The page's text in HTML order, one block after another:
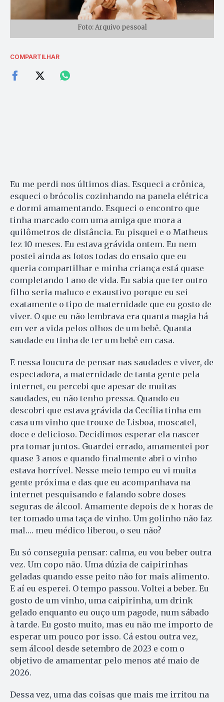
Foto: Arquivo pessoal
COMPARTILHAR
Eu me perdi nos últimos dias. Esqueci a crônica,
esqueci o brócolis cozinhando na panela elétrica
e dormi amamentando. Esqueci o encontro que
tinha marcado com uma amiga que mora a
quilômetros de distância. Eu pisquei e o Matheus
fez 10 meses. Eu estava grávida ontem. Eu nem
postei ainda as fotos todas do ensaio que eu
queria compartilhar e minha criança está quase
completando 1 ano de vida. Eu sabia que ter outro
filho seria maluco e exaustivo porque eu sei
exatamente o tipo de maternidade que eu gosto de
viver. O que eu não lembrava era quanta magia há
em ver a vida pelos olhos de um bebê. Quanta
saudade eu tinha de ter um bebê em casa.
E nessa loucura de pensar nas saudades e viver, de
espectadora, a maternidade de tanta gente pela
internet, eu percebi que apesar de muitas
saudades, eu não tenho pressa. Quando eu
descobri que estava grávida da Cecília tinha em
casa um vinho que trouxe de Lisboa, moscatel,
doce e delicioso. Decidimos esperar ela nascer
pra tomar juntos. Guardei errado, amamentei por
quase 3 anos e quando finalmente abri o vinho
estava horrível. Nesse meio tempo eu vi muita
gente próxima e das que eu acompanhava na
internet pesquisando e falando sobre doses
seguras de álcool. Amamente depois de x horas de
ter tomado uma taça de vinho. Um golinho não faz
mal…. meu médico liberou, o seu não?
Eu só conseguia pensar: calma, eu vou beber outra
vez. Um copo não. Uma dúzia de caipirinhas
geladas quando esse peito não for mais alimento.
E aí eu esperei. O tempo passou. Voltei a beber. Eu
gosto de um vinho, uma caipirinha, um drink
gelado enquanto eu ouço um pagode, num sábado
à tarde. Eu gosto muito, mas eu não me importo de
esperar um pouco por isso. Cá estou outra vez,
sem álcool desde setembro de 2023 e com o
objetivo de amamentar pelo menos até maio de
2026.
Dessa vez, uma das coisas que mais me irritou na